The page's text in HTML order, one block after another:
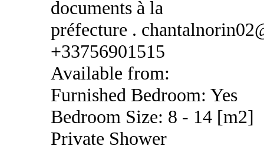
documents à la
préfecture .
+33756901515
Available from:
Furnished Bedroom: Yes
Bedroom Size: 8 - 14 [m2]
Private Shower